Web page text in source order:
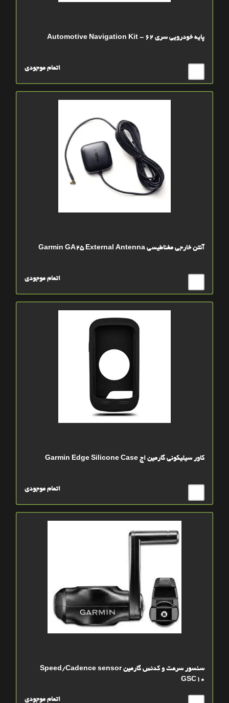
پايه خودرويي سري 62 - Automotive Navigation Kit
اتمام موجودی
آنتن خارجي مغناطيسي Garmin GA25 External Antenna
اتمام موجودی
کاور سیلیکونی گارمین اج Garmin Edge Silicone Case
اتمام موجودی
سنسور سرعت و کدنس گارمین Speed/Cadence sensor
GSC10
اتمام موجودی